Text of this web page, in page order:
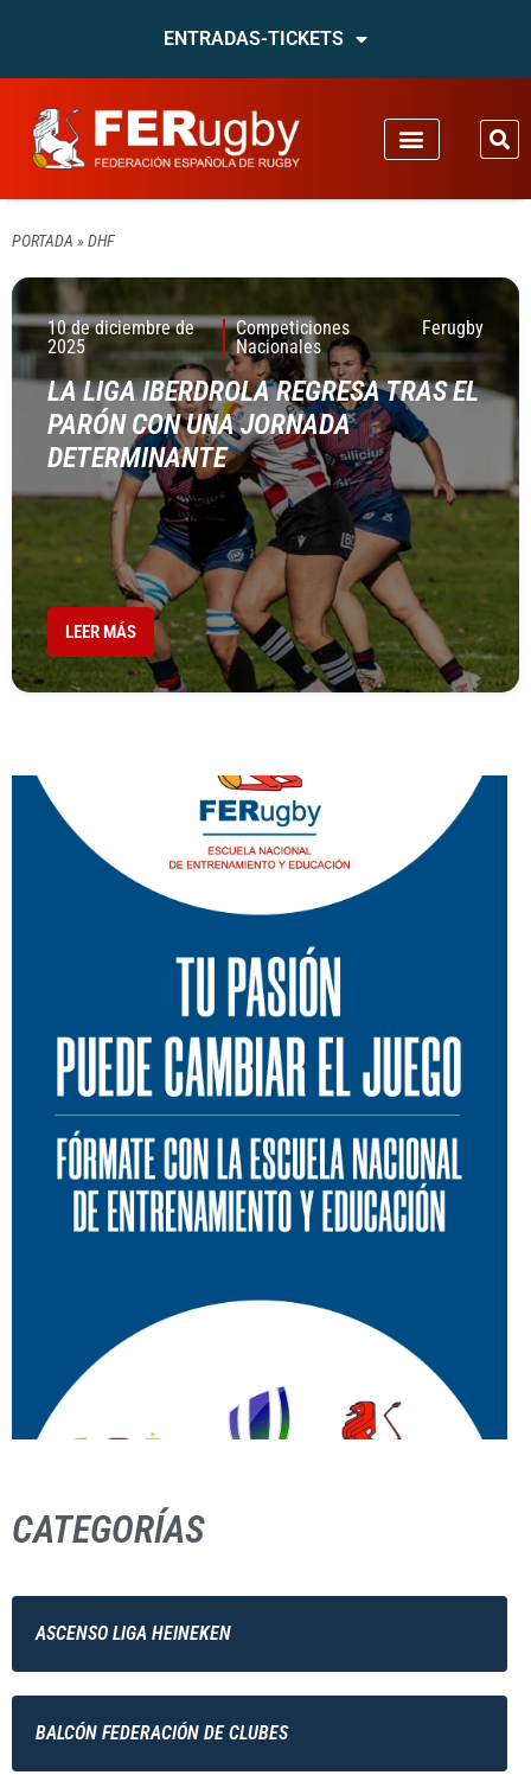
ENTRADAS-TICKETS
PORTADA » DHF
10 de diciembre de
2025
Competiciones
Nacionales
Ferugby
LA LIGA IBERDROLA REGRESA TRAS EL
PARÓN CON UNA JORNADA
DETERMINANTE
LEER MÁS
CATEGORÍAS
ASCENSO LIGA HEINEKEN
BALCÓN FEDERACIÓN DE CLUBES